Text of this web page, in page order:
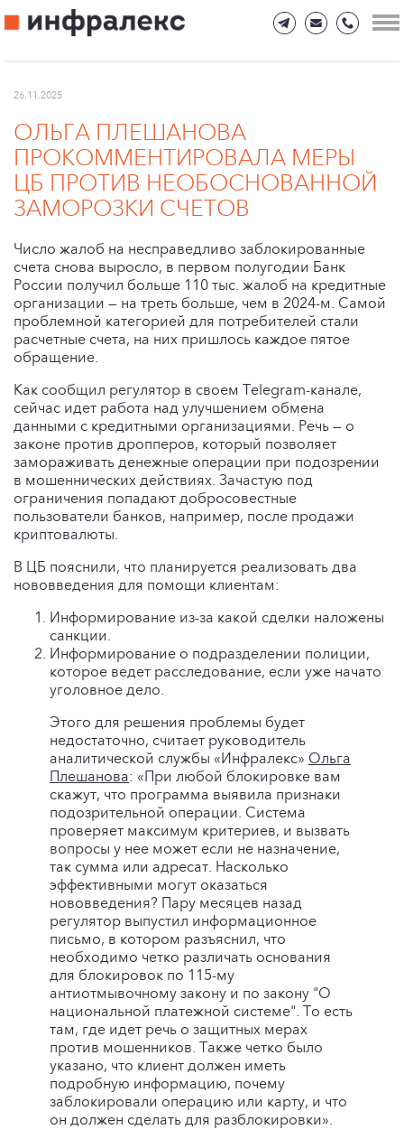
26.11.2025
ОЛЬГА ПЛЕШАНОВА
ПРОКОММЕНТИРОВАЛА МЕРЫ
ЦБ ПРОТИВ НЕОБОСНОВАННОЙ
ЗАМОРОЗКИ СЧЕТОВ
Число жалоб на несправедливо заблокированные
счета снова выросло, в первом полугодии Банк
России получил больше 110 тыс. жалоб на кредитные
организации — на треть больше, чем в 2024-м. Самой
проблемной категорией для потребителей стали
расчетные счета, на них пришлось каждое пятое
обращение.
Как сообщил регулятор в своем Telegram-канале,
сейчас идет работа над улучшением обмена
данными с кредитными организациями. Речь — о
законе против дропперов, который позволяет
замораживать денежные операции при подозрении
в мошеннических действиях. Зачастую под
ограничения попадают добросовестные
пользователи банков, например, после продажи
криптовалюты.
В ЦБ пояснили, что планируется реализовать два
нововведения для помощи клиентам:
Информирование из-за какой сделки наложены
санкции.
Информирование о подразделении полиции,
которое ведет расследование, если уже начато
уголовное дело.
Этого для решения проблемы будет
недостаточно, считает руководитель
аналитической службы «Инфралекс» Ольга
Плешанова: «При любой блокировке вам
скажут, что программа выявила признаки
подозрительной операции. Система
проверяет максимум критериев, и вызвать
вопросы у нее может если не назначение,
так сумма или адресат. Насколько
эффективными могут оказаться
нововведения? Пару месяцев назад
регулятор выпустил информационное
письмо, в котором разъяснил, что
необходимо четко различать основания
для блокировок по 115-му
антиотмывочному закону и по закону "О
национальной платежной системе". То есть
там, где идет речь о защитных мерах
против мошенников. Также четко было
указано, что клиент должен иметь
подробную информацию, почему
заблокировали операцию или карту, и что
он должен сделать для разблокировки».